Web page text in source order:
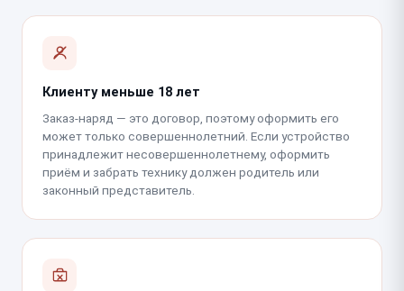
Клиенту меньше 18 лет
Заказ-наряд — это договор, поэтому оформить его
может только совершеннолетний. Если устройство
принадлежит несовершеннолетнему, оформить
приём и забрать технику должен родитель или
законный представитель.